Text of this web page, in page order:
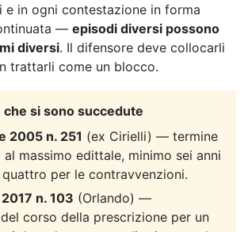
e in ogni contestazione in forma
— episodi diversi possono
diversi. Il difensore deve collocarli
trattarli come un blocco.
si sono succedute
2005 n. 251 (ex Cirielli) — termine
massimo edittale, minimo sei anni
per le contravvenzioni.
n. 103 (Orlando) —
corso della prescrizione per un